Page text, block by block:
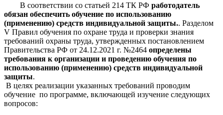
В соответствии со статьей 214 ТК РФ работодатель
обязан обеспечить обучение по использованию
(применению) средств индивидуальной защиты.. Разделом
V Правил обучения по охране труда и проверки знания
требований охраны труда, утвержденных постановлением
Правительства РФ от 24.12.2021 г. №2464 определены
требования к организации и проведению обучения по
использованию (применению) средств индивидуальной
защиты.
В целях реализации указанных требований проводим
обучение по программе, включающей изучение следующих
вопросов: